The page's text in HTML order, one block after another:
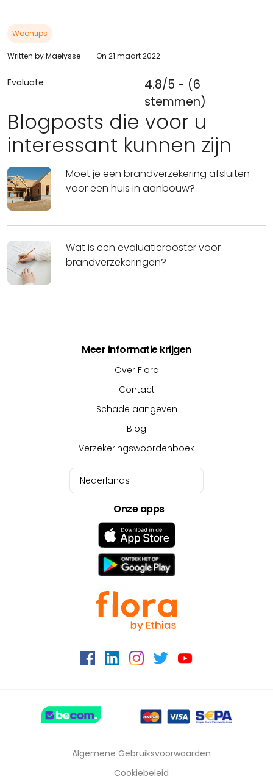
Woontips
Written by Maelysse - On 21 maart 2022
Evaluate
4.8/5 - (6
stemmen)
Blogposts die voor u
interessant kunnen zijn
Moet je een brandverzekering afsluiten
voor een huis in aanbouw?
Wat is een evaluatierooster voor
brandverzekeringen?
Meer informatie krijgen
Over Flora
Contact
Schade aangeven
Blog
Verzekeringswoordenboek
Nederlands
Nederlands
FrançaisOnze apps
Algemene Gebruiksvoorwaarden
Cookiebeleid